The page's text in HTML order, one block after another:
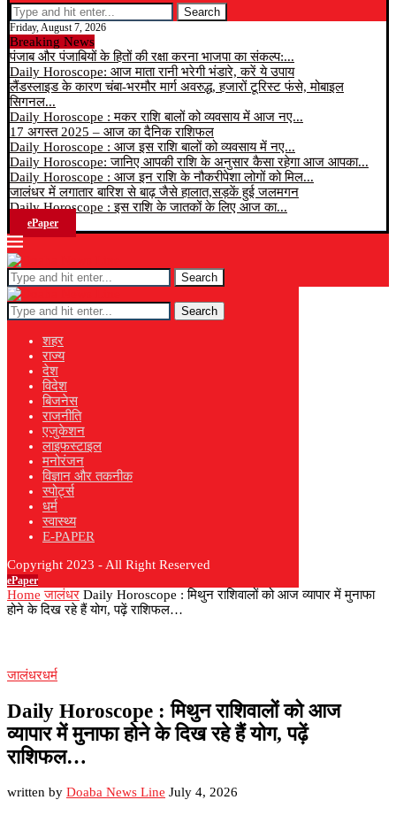
Search
Friday, August 7, 2026
Breaking News
पंजाब और पंजाबियों के हितों की रक्षा करना भाजपा का संकल्प:...
Daily Horoscope: आज माता रानी भरेगी भंडारे, करें ये उपाय
लैंडस्लाइड के कारण चंबा-भरमौर मार्ग अवरुद्ध, हजारों टूरिस्ट फंसे, मोबाइल
सिगनल...
Daily Horoscope : मकर राशि बालों को व्यवसाय में आज नए...
17 अगस्त 2025 – आज का दैनिक राशिफल
Daily Horoscope : आज इस राशि बालों को व्यवसाय में नए...
Daily Horoscope: जानिए आपकी राशि के अनुसार कैसा रहेगा आज आपका...
Daily Horoscope : आज इन राशि के नौकरीपेशा लोगों को मिल...
जालंधर में लगातार बारिश से बाढ़ जैसे हालात,सड़कें हुई जलमगन
Daily Horoscope : इस राशि के जातकों के लिए आज का...
ePaper
Search
Search
शहर
राज्य
देश
विदेश
बिजनेस
राजनीति
एजुकेशन
लाइफस्टाइल
मनोरंजन
विज्ञान और तकनीक
स्पोर्ट्स
धर्म
स्वास्थ्य
E-PAPER
Copyright 2023 - All Right Reserved
ePaper
Home जालंधर Daily Horoscope : मिथुन राशिवालों को आज व्यापार में मुनाफा
होने के दिख रहे हैं योग, पढ़ें राशिफल…
जालंधरधर्म
Daily Horoscope : मिथुन राशिवालों को आज
व्यापार में मुनाफा होने के दिख रहे हैं योग, पढ़ें
राशिफल…
written by Doaba News Line July 4, 2026